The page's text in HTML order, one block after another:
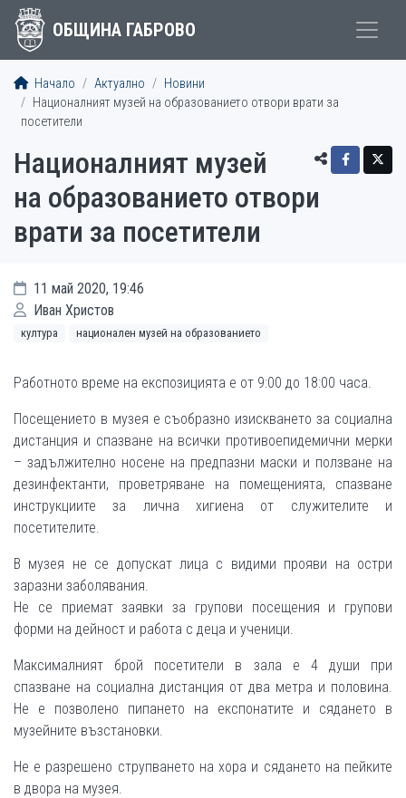
ОБЩИНА ГАБРОВО
Начало Актуално
Новини
Националният музей на образованието отвори врати за
посетители
Националният музей
на образованието отвори
врати за посетители
11 май 2020, 19:46
Иван Христов
култура национален музей на образованието
Работното време на експозицията е от 9:00 до 18:00 часа.
Посещението в музея е съобразно изискването за социална
дистанция и спазване на всички противоепидемични мерки
– задължително носене на предпазни маски и ползване на
дезинфектанти, проветряване на помещенията, спазване
инструкциите за лична хигиена от служителите и
посетителите.
В музея не се допускат лица с видими прояви на остри
заразни заболявания.
Не се приемат заявки за групови посещения и групови
форми на дейност и работа с деца и ученици.
Максималният брой посетители в зала е 4 души при
спазване на социална дистанция от два метра и половина.
Не е позволено пипането на експонатите и сядането в
музейните възстановки.
Не е разрешено струпването на хора и сядането на пейките
в двора на музея.